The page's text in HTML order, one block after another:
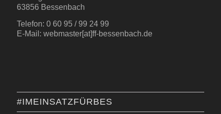
63856 Bessenbach
Telefon: 0 60 95 / 99 24 99
E-Mail: webmaster[at]ff-bessenbach.de
#IMEINSATZFÜRBES